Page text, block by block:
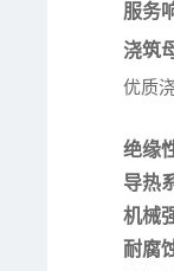
服务
浇筑
优质
绝缘
导热
机械
耐腐